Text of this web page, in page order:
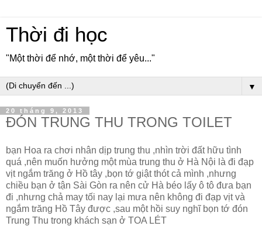
Thời đi học
"Một thời để nhớ, một thời để yêu..."
▼
20 tháng 9, 2013
ĐÓN TRUNG THU TRONG TOILET
bạn Hoa ra chơi nhân dịp trung thu ,nhìn trời đất hữu tình
quá ,nên muốn hưởng một mùa trung thu ở Hà Nội là đi đạp
vịt ngắm trăng ở Hồ tây ,bọn tớ giật thót cả mình ,nhưng
chiều bạn ở tận Sài Gòn ra nên cử Hà béo lấy ô tô đưa bạn
đi ,nhưng chả may tối nay lại mưa nên không đi đạp vịt và
ngắm trăng Hồ Tây được ,sau một hồi suy nghĩ bọn tớ đón
Trung Thu trong khách sạn ở TOA LÉT